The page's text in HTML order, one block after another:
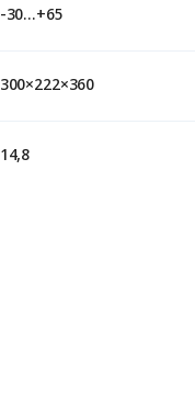
-30…+65
300×222×360
14,8